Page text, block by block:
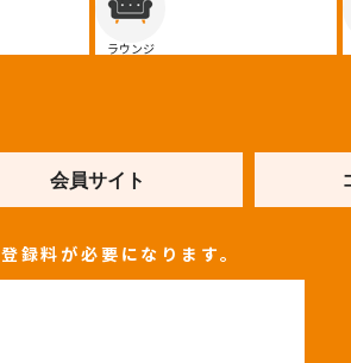
ラウンジ
会員サイト
登録料が必要になります。